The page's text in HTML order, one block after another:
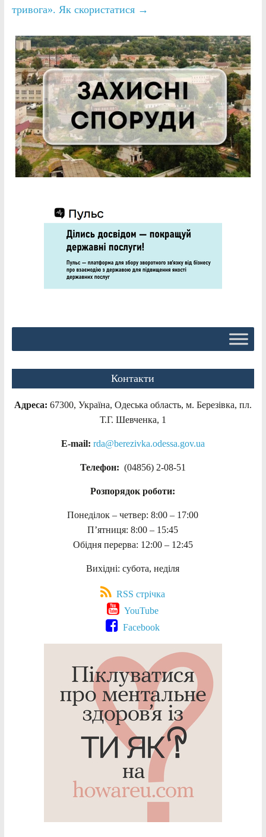
тривога». Як скористатися →
Контакти
Адреса: 67300, Україна, Одеська область, м. Березівка, пл.
Т.Г. Шевченка, 1
E-mail: rda@berezivka.odessa.gov.ua
Телефон: (04856) 2-08-51
Розпорядок роботи:
Понеділок – четвер: 8:00 – 17:00
П’ятниця: 8:00 – 15:45
Обідня перерва: 12:00 – 12:45
Вихідні: субота, неділя
RSS стрічка
YouTube
Facebook